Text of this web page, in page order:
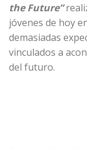
the Future”
jóvenes de hoy
demasiadas
vinculados a
del futuro.